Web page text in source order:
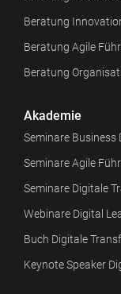
Beratung
Beratung Agile
Beratung
Akademie
Seminare Business
Seminare Agile
Seminare Digitale
Webinare Digital
Buch Digitale
Keynote Speaker